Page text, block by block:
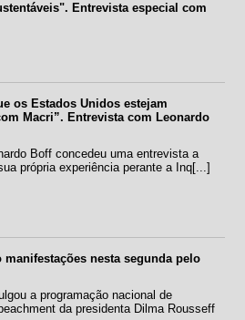
Entrevista especial com
os Estados Unidos estejam
Macri”. Entrevista com Leonardo
Boff concedeu uma entrevista a
própria experiência perante a Inq[...]
nesta segunda pelo
a programação nacional de
da presidenta Dilma Rousseff